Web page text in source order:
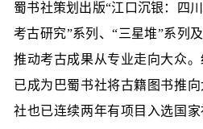
蜀书社策划出版“江口沉银：四
考古研究”系列、“三星堆”系列
推动考古成果从专业走向大众
已成为巴蜀书社将古籍图书推
社也已连续两年有项目入选国